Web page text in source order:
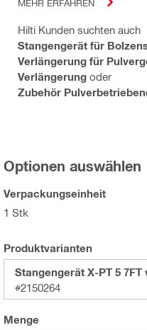
MEHR ERFAHREN
Hilti Kunden suchten auch
Stangengerät für
Verlängerung für
Verlängerung oder
Zubehör
Optionen auswählen
Verpackungseinheit
1 Stk
Produktvarianten
Stangengerät X-PT 5
#2150264
Menge